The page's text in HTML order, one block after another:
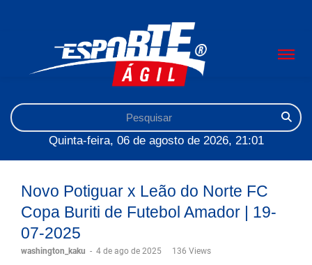
Quinta-feira, 06 de agosto de 2026, 21:01
Novo Potiguar x Leão do Norte FC
Copa Buriti de Futebol Amador | 19-
07-2025
washington_kaku - 4 de ago de 2025 136 Views